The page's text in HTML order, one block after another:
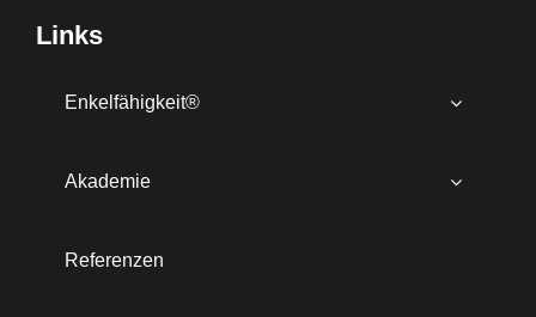
Links
Enkelfähigkeit®
Akademie
Referenzen